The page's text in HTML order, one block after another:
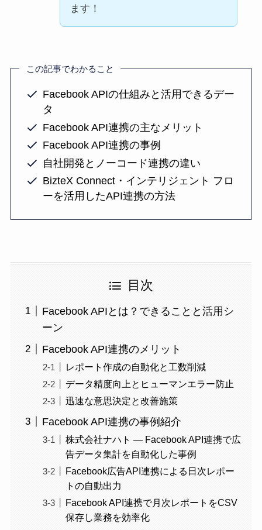
ます！
この記事でわかること
Facebook APIの仕組みと活用できるデー
タ
Facebook API連携の主なメリット
Facebook API連携の事例
自社開発とノーコード連携の違い
BizteX Connect・インテリジェント フロ
ーを活用したAPI連携の方法
目次
Facebook APIとは？できることと活用シ
ーン
Facebook API連携のメリット
レポート作成の自動化と工数削減
データ精度向上とヒューマンエラー防止
迅速な意思決定と改善施策
Facebook API連携の事例紹介
株式会社ナハト — Facebook API連携で広
告データ集計を自動化した事例
Facebook広告API連携による日次レポー
トの自動出力
Facebook API連携で月次レポートをCSV
保存し業務を効率化